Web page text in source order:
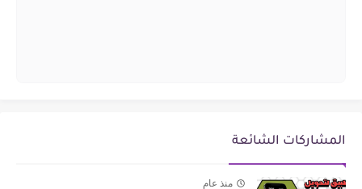
المشاركات الشائعة
منذ عام